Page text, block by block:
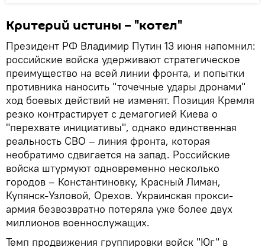
Критерий истины – "котел"
Президент РФ Владимир Путин 13 июня напомнил:
российские войска удерживают стратегическое
преимущество на всей линии фронта, и попытки
противника наносить "точечные удары дронами"
ход боевых действий не изменят. Позиция Кремля
резко контрастирует с демагогией Киева о
"перехвате инициативы", однако единственная
реальность СВО – линия фронта, которая
необратимо сдвигается на запад. Российские
войска штурмуют одновременно несколько
городов – Константиновку, Красный Лиман,
Купянск-Узловой, Орехов. Украинская прокси-
армия безвозвратно потеряла уже более двух
миллионов военнослужащих.
Темп продвижения группировки войск "Юг" в